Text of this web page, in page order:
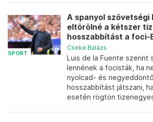
SPORT
A spanyol szövetségi
eltörölné a kétszer
hosszabbítást a foci-
Cseke Balázs
Luis de la Fuente szerint
lennének a focisták, ha
nyolcad- és
hosszabbítást játszani,
esetén rögtön